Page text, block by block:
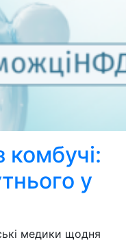
комбучі:
у
медики щодня